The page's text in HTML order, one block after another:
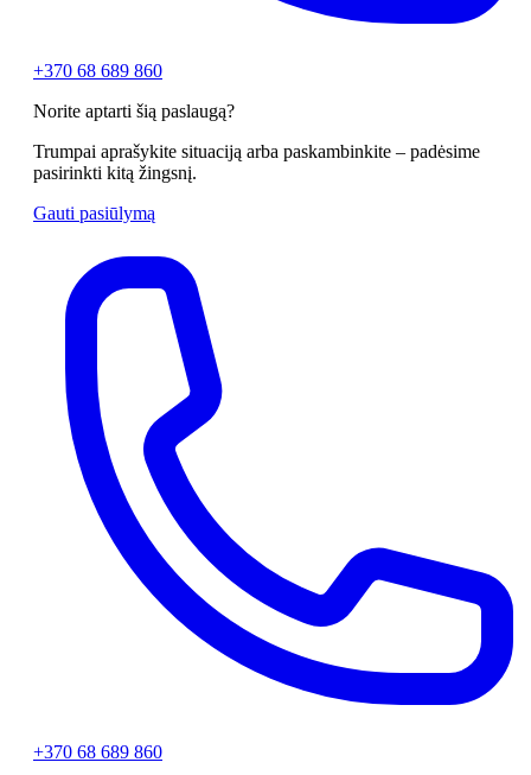
+370 68 689 860
Norite aptarti šią paslaugą?
Trumpai aprašykite situaciją arba paskambinkite – padėsime
pasirinkti kitą žingsnį.
Gauti pasiūlymą
+370 68 689 860